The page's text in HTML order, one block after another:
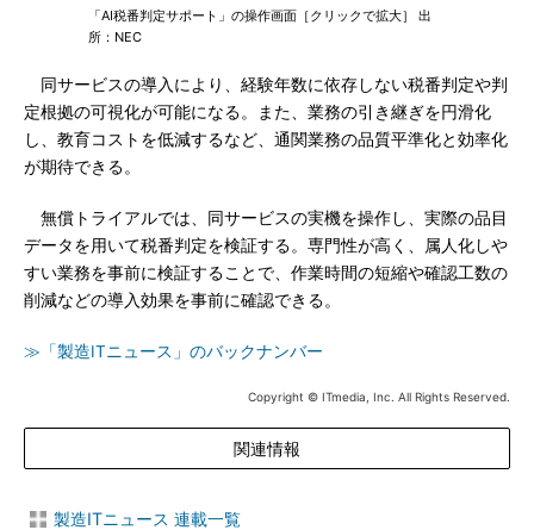
「AI税番判定サポート」の操作画面［クリックで拡大］ 出
所：NEC
同サービスの導入により、経験年数に依存しない税番判定や判
定根拠の可視化が可能になる。また、業務の引き継ぎを円滑化
し、教育コストを低減するなど、通関業務の品質平準化と効率化
が期待できる。
無償トライアルでは、同サービスの実機を操作し、実際の品目
データを用いて税番判定を検証する。専門性が高く、属人化しや
すい業務を事前に検証することで、作業時間の短縮や確認工数の
削減などの導入効果を事前に確認できる。
≫「製造ITニュース」のバックナンバー
Copyright © ITmedia, Inc. All Rights Reserved.
関連情報
製造ITニュース 連載一覧